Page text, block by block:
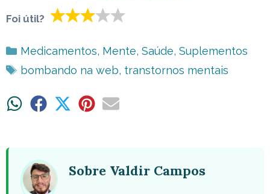
Foi útil?
Categorias
Medicamentos, Mente, Saúde, Suplementos
Tags
bombando na web, transtornos mentais
ShareShare ShareShareShare
Sobre Valdir Campos